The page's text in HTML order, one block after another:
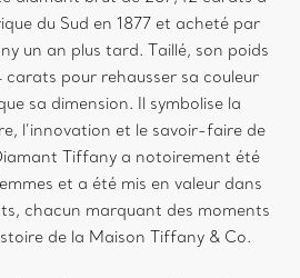
du Sud en 1877 et acheté par
un an plus tard. Taillé, son poids
carats pour rehausser sa couleur
sa dimension. Il symbolise la
l’innovation et le savoir-faire de
Tiffany a notoirement été
et a été mis en valeur dans
chacun marquant des moments
de la Maison Tiffany & Co.